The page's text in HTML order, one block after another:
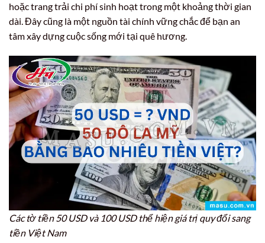
hoặc trang trải chi phí sinh hoạt trong một khoảng thời gian
dài. Đây cũng là một nguồn tài chính vững chắc để bạn an
tâm xây dựng cuộc sống mới tại quê hương.
Các tờ tiền 50 USD và 100 USD thể hiện giá trị quy đổi sang
tiền Việt Nam